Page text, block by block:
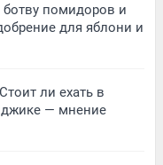
помидоров и
для яблони и
ли ехать в
— мнение